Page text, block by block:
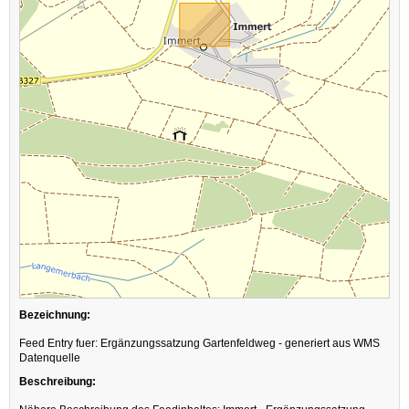
Bezeichnung:
Feed Entry fuer: Ergänzungssatzung Gartenfeldweg - generiert aus WMS
Datenquelle
Beschreibung: